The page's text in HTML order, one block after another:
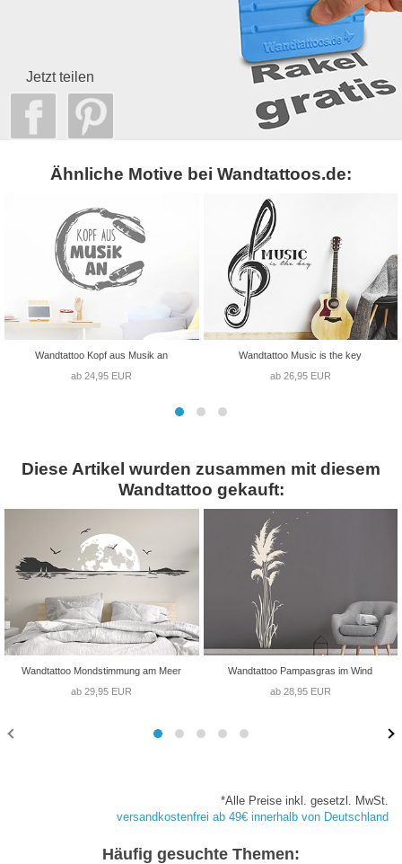
Jetzt teilen
Ähnliche Motive bei Wandtattoos.de:
Wandtattoo Kopf aus Musik an
ab 24,95 EUR
Wandtattoo Music is the key
ab 26,95 EUR
Diese Artikel wurden zusammen mit diesem
Wandtattoo gekauft:
Wandtattoo Mondstimmung am Meer
ab 29,95 EUR
Wandtattoo Pampasgras im Wind
ab 28,95 EUR
*Alle Preise inkl. gesetzl. MwSt.
versandkostenfrei ab 49€ innerhalb von Deutschland
Häufig gesuchte Themen: